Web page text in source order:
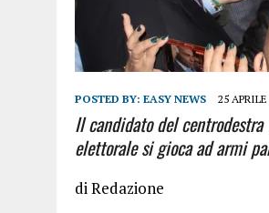
POSTED BY: EASY NEWS 25
Il candidato del
elettorale si gioca ad armi
di Redazione